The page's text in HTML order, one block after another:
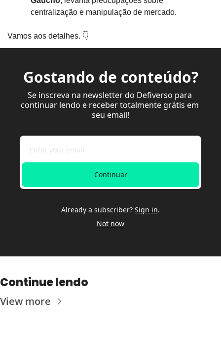
centralização e manipulação de mercado.
Vamos aos detalhes. 👇
Gostando de conteúdo?
Se inscreva na newsletter do Defiverso para
continuar lendo e receber totalmente grátis em
seu email!
Continuar
Already a subscriber? Sign in.
Not now
Continue lendo
View more